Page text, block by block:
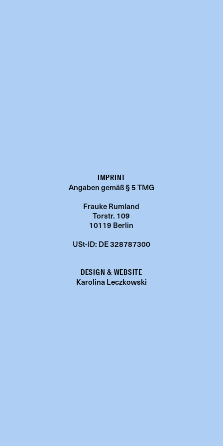
IMPRINT
Angaben gemäß § 5 TMG
Frauke Rumland
Torstr. 109
10119 Berlin
USt-ID: DE 328787300
DESIGN & WEBSITE
Karolina Leczkowski